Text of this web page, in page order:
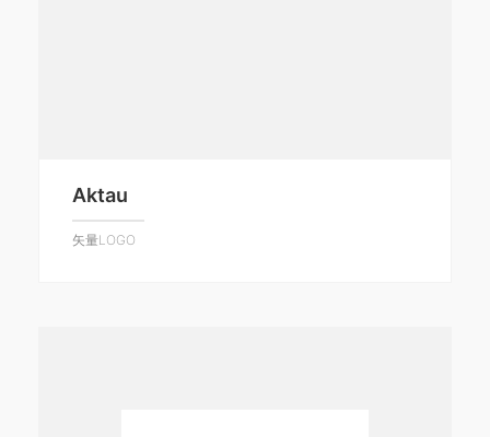
Aktau
矢量LOGO